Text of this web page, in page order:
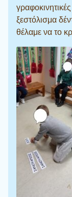
ξεστόλισμα
θέλαμε να το